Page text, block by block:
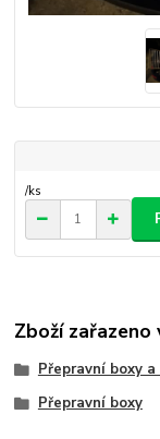
/ks
Zboží
Přepravní boxy
Přepravní boxy